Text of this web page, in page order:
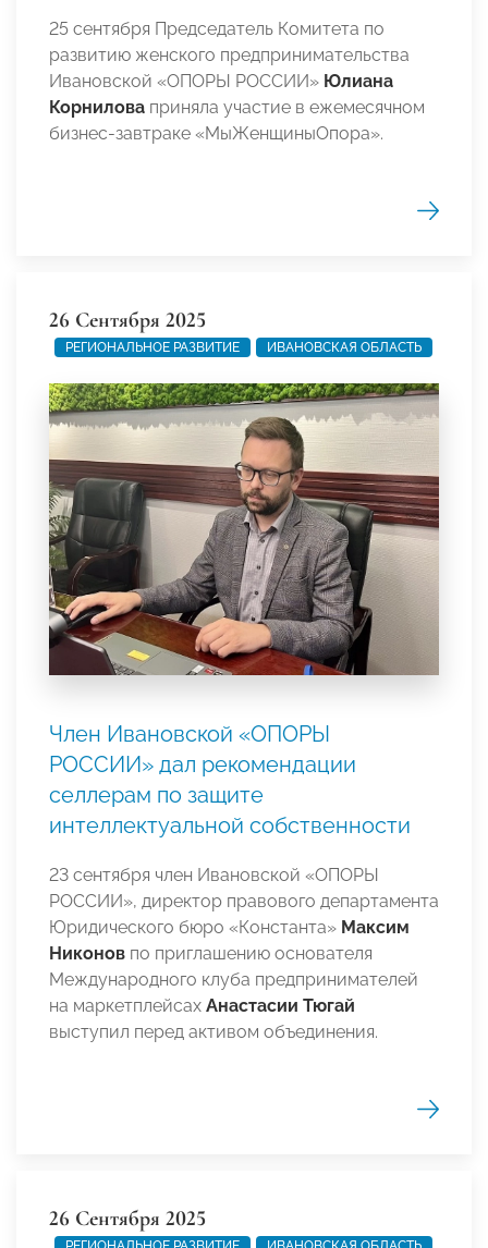
25 сентября Председатель Комитета по
развитию женского предпринимательства
Ивановской «ОПОРЫ РОССИИ» Юлиана
Корнилова приняла участие в ежемесячном
бизнес-завтраке «МыЖенщиныОпора».
26 Сентября 2025
РЕГИОНАЛЬНОЕ РАЗВИТИЕ ИВАНОВСКАЯ ОБЛАСТЬ
Член Ивановской «ОПОРЫ
РОССИИ» дал рекомендации
селлерам по защите
интеллектуальной собственности
23 сентября член Ивановской «ОПОРЫ
РОССИИ», директор правового департамента
Юридического бюро «Константа» Максим
Никонов по приглашению основателя
Международного клуба предпринимателей
на маркетплейсах Анастасии Тюгай
выступил перед активом объединения.
26 Сентября 2025